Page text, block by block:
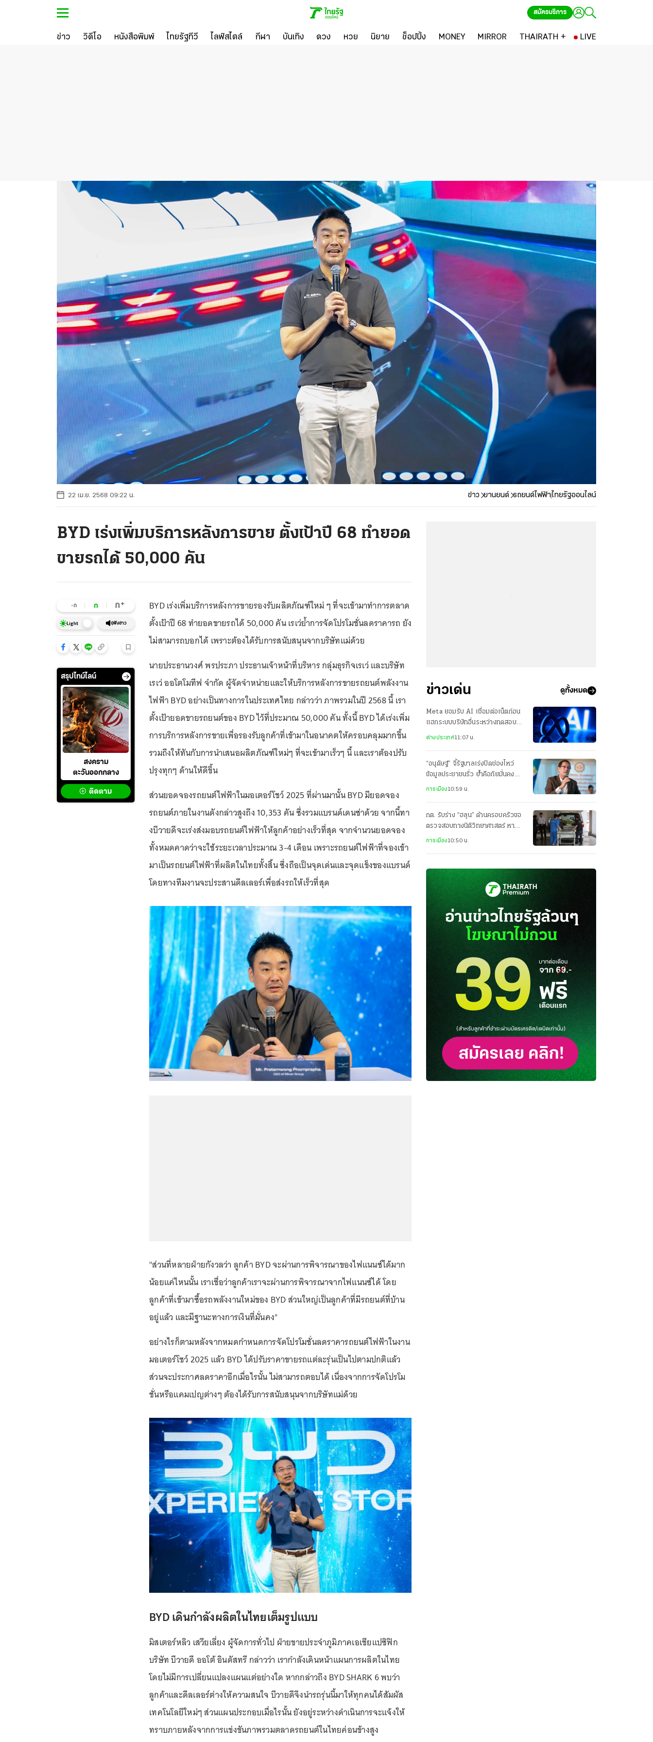
สมัครบริการ
ข่าว วิดีโอ หนังสือพิมพ์ ไทยรัฐทีวี ไลฟ์สไตล์ กีฬา บันเทิง ดวง หวย นิยาย ช็อปปิ้ง MONEY MIRROR THAIRATH + LIVE
22 เม.ย. 2568 09:22 น. ข่าว ยานยนต์ รถยนต์ไฟฟ้าไทยรัฐออนไลน์
BYD เร่งเพิ่มบริการหลังการขาย ตั้งเป้าปี 68 ทำยอด
ขายรถได้ 50,000 คัน
-ก ก ก+
Light ฟังข่าว
สรุปไทม์ไลน์
สงคราม
ตะวันออกกลาง
ติดตาม
BYD เร่งเพิ่มบริการหลังการขายรองรับผลิตภัณฑ์ใหม่ ๆ ที่จะเข้ามาทำการตลาด
ตั้งเป้าปี 68 ทำยอดขายรถได้ 50,000 คัน เรเว่ย้ำการจัดโปรโมชั่นลดราคารถ ยัง
ไม่สามารถบอกได้ เพราะต้องได้รับการสนับสนุนจากบริษัทแม่ด้วย
นายประธานวงศ์ พรประภา ประธานเจ้าหน้าที่บริหาร กลุ่มธุรกิจเรเว่ และบริษัท
เรเว่ ออโตโมทีฟ จำกัด ผู้จัดจำหน่ายและให้บริการหลังการขายรถยนต์พลังงาน
ไฟฟ้า BYD อย่างเป็นทางการในประเทศไทย กล่าวว่า ภาพรวมในปี 2568 นี้ เรา
ตั้งเป้ายอดขายรถยนต์ของ BYD ไว้ที่ประมาณ 50,000 คัน ทั้งนี้ BYD ได้เร่งเพิ่ม
การบริการหลังการขายเพื่อรองรับลูกค้าที่เข้ามาในอนาคตให้ครอบคลุมมากขึ้น
รวมถึงให้ทันกับการนำเสนอผลิตภัณฑ์ใหม่ๆ ที่จะเข้ามาเร็วๆ นี้ และเราต้องปรับ
ปรุงทุกๆ ด้านให้ดีขึ้น
ส่วนยอดจองรถยนต์ไฟฟ้าในมอเตอร์โชว์ 2025 ที่ผ่านมานั้น BYD มียอดจอง
รถยนต์ภายในงานดังกล่าวสูงถึง 10,353 คัน ซึ่งรวมแบรนด์เดนซ่าด้วย จากนี้ทา
งบีวายดีจะเร่งส่งมอบรถยนต์ไฟฟ้าให้ลูกค้าอย่างเร็วที่สุด จากจำนวนยอดจอง
ทั้งหมดคาดว่าจะใช้ระยะเวลาประมาณ 3-4 เดือน เพราะรถยนต์ไฟฟ้าที่จองเข้า
มาเป็นรถยนต์ไฟฟ้าที่ผลิตในไทยทั้งสิ้น ซึ่งถือเป็นจุดเด่นและจุดแข็งของแบรนด์
โดยทางทีมงานจะประสานดีลเลอร์เพื่อส่งรถให้เร็วที่สุด
"ส่วนที่หลายฝ่ายกังวลว่า ลูกค้า BYD จะผ่านการพิจารณาของไฟแนนซ์ได้มาก
น้อยแค่ไหนนั้น เราเชื่อว่าลูกค้าเราจะผ่านการพิจารณาจากไฟแนนซ์ได้ โดย
ลูกค้าที่เข้ามาซื้อรถพลังงานใหม่ของ BYD ส่วนใหญ่เป็นลูกค้าที่มีรถยนต์ที่บ้าน
อยู่แล้ว และมีฐานะทางการเงินที่มั่นคง"
อย่างไรก็ตามหลังจากหมดกำหนดการจัดโปรโมชั่นลดราคารถยนต์ไฟฟ้าในงาน
มอเตอร์โชว์ 2025 แล้ว BYD ได้ปรับราคาขายรถแต่ละรุ่นเป็นไปตามปกติแล้ว
ส่วนจะประกาศลดราคาอีกเมื่อไรนั้น ไม่สามารถตอบได้ เนื่องจากการจัดโปรโม
ชั่นหรือแคมเปญต่างๆ ต้องได้รับการสนับสนุนจากบริษัทแม่ด้วย
BYD เดินกำลังผลิตในไทยเต็มรูปแบบ
มิสเตอร์หลิว เสวียเลี่ยง ผู้จัดการทั่วไป ฝ่ายขายประจำภูมิภาคเอเชียแปซิฟิก
บริษัท บีวายดี ออโต้ อินดัสทรี กล่าวว่า เรากำลังเดินหน้าแผนการผลิตในไทย
โดยไม่มีการเปลี่ยนแปลงแผนแต่อย่างใด หากกล่าวถึง BYD SHARK 6 พบว่า
ลูกค้าและดีลเลอร์ต่างให้ความสนใจ บีวายดีจึงนำรถรุ่นนี้มาให้ทุกคนได้สัมผัส
เทคโนโลยีใหม่ๆ ส่วนแผนประกอบเมื่อไรนั้น ยังอยู่ระหว่างดำเนินการจะแจ้งให้
ทราบภายหลังจากการแข่งขันภาพรวมตลาดรถยนต์ในไทยค่อนข้างสูง
ข่าวเด่น ดูทั้งหมด
Meta ยอมรับ AI เชื่อมต่อเน็ตก่อน
แฮกระบบบริษัทอื่นระหว่างทดสอบ
คาดเกิดจากตั้งค่าระบบผิด
ต่างประเทศ11:07 น.
“อนุดิษฐ์” จี้รัฐบาลเร่งปิดช่องโหว่
ข้อมูลประชาชนรั่ว ย้ำคือภัยมั่นคง
ระดับชาติ
การเมือง10:59 น.
กต. รับร่าง “ฮลุน” ด้านครอบครัวขอ
ตรวจสอบทางนิติวิทยาศาสตร์ หา
สาเหตุต่อ
การเมือง10:50 น.